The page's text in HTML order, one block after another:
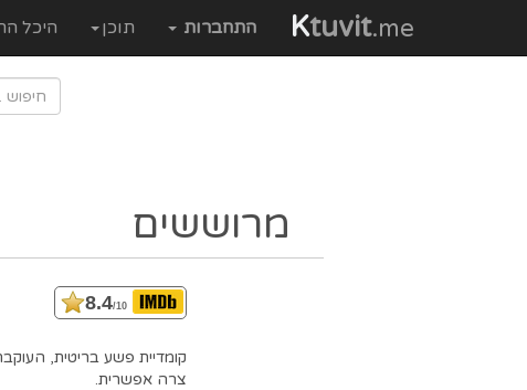
Ktuvit.me התחברות תוכן היכל
מרוששים
8.4/10
קומדיית פשע בריטית,
צרה אפשרית.